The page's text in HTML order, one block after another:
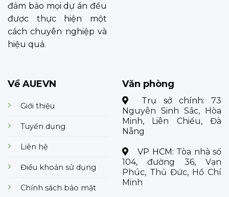
đảm bảo mọi dự án đều
được thực hiện một
cách chuyên nghiệp và
hiệu quả.
Về AUEVN
Giới thiệu
Tuyển dụng
Liên hệ
Điều khoản sử dụng
Chính sách bảo mật
Văn phòng
Trụ sở chính: 73
Nguyễn Sinh Sắc, Hòa
Minh, Liên Chiểu, Đà
Nẵng
VP HCM: Tòa nhà số
104, đường 36, Vạn
Phúc, Thủ Đức, Hồ Chí
Minh